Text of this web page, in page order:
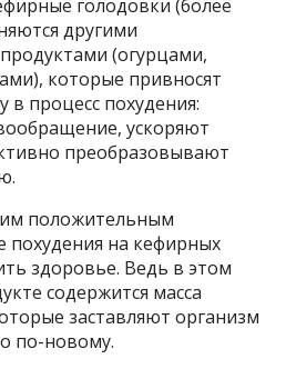
голодовки (более
другими
(огурцами,
которые привносят
процесс похудения:
ускоряют
преобразовывают
положительным
похудения на кефирных
здоровье. Ведь в этом
содержится масса
заставляют организм
по-новому.